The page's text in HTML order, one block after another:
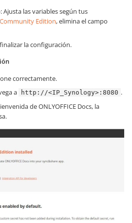
Ajusta las variables según tus
Community Edition, elimina el campo
la configuración.
correctamente.
a
http://<IP_Synology>:8080 .
de ONLYOFFICE Docs, la